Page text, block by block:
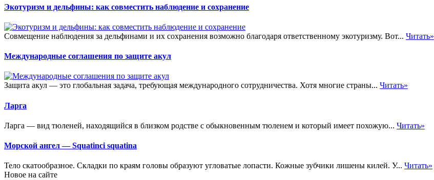
Экотуризм и дельфины: как совместить наблюдение и сохранение
Совмещение наблюдения за дельфинами и их сохранения возможно благодаря ответственному экотуризму. Вот... Читать»
Международные соглашения по защите акул
Защита акул — это глобальная задача, требующая международного сотрудничества. Хотя многие страны... Читать»
Ларга
Ларга — вид тюленей, находящийся в близком родстве с обыкновенным тюленем и который имеет похожую... Читать»
Морской ангел — Squatinci squatina
Тело скатообразное. Складки по краям головы образуют угловатые лопасти. Кожные зубчики лишены килей. У... Читать»
Новое на сайте